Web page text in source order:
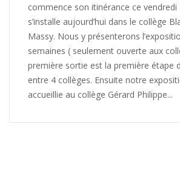
commence son itinérance ce vendredi
s’installe aujourd’hui dans le collège
Massy. Nous y présenterons
semaines ( seulement ouverte aux
première sortie est la première étape
entre 4 collèges. Ensuite notre
accueillie au collège Gérard Philippe...